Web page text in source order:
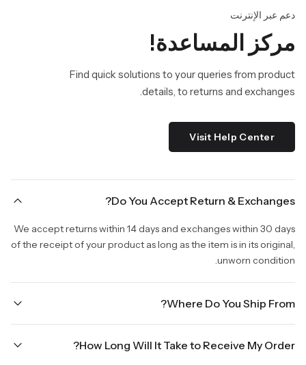
دعم عبر الإنترنت
مركز المساعدة!
Find quick solutions to your queries from product
details, to returns and exchanges.
Visit Help Center
Do You Accept Return & Exchanges?
We accept returns within 14 days and exchanges within 30 days
of the receipt of your product as long as the item is in its original,
unworn condition.
Where Do You Ship From?
How Long Will It Take to Receive My Order?